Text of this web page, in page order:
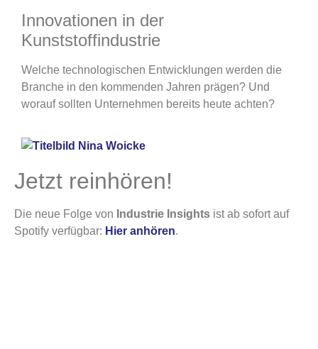
Innovationen in der
Kunststoffindustrie
Welche technologischen Entwicklungen werden die
Branche in den kommenden Jahren prägen? Und
worauf sollten Unternehmen bereits heute achten?
Jetzt reinhören!
Die neue Folge von Industrie Insights ist ab sofort auf
Spotify verfügbar: Hier anhören.